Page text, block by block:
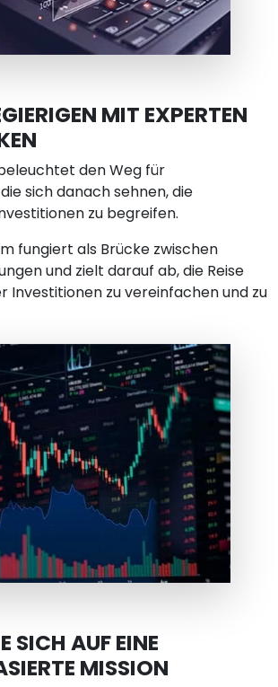
MIT EXPERTEN
den Weg für
sich danach sehnen, die
zu begreifen.
fungiert als Brücke zwischen
und zielt darauf ab, die Reise
Investitionen zu vereinfachen und zu
SICH AUF EINE
MISSION